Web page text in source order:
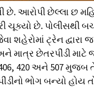
છે. આરોપી છેલ્લા છ
છે. પોલીસથી
ટ્રેન દ્વારા જ
છેતરપીંડી માટે જ
420 અને 507 મુજબ
ભોગ બન્યો હોય તો